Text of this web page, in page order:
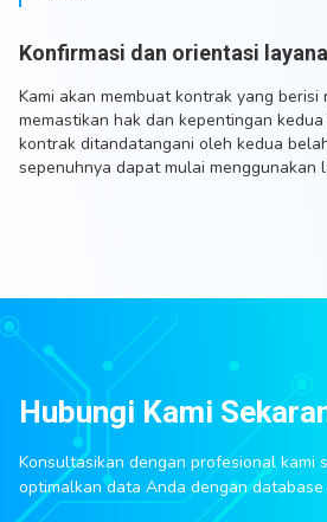
Konfirmasi dan orientasi
Kami akan membuat kontrak yang
memastikan hak dan kepentingan
kontrak ditandatangani oleh kedua
sepenuhnya dapat mulai menggunakan
Hubungi Kami
Konsultasikan dengan profesional kami
optimalkan data Anda dengan